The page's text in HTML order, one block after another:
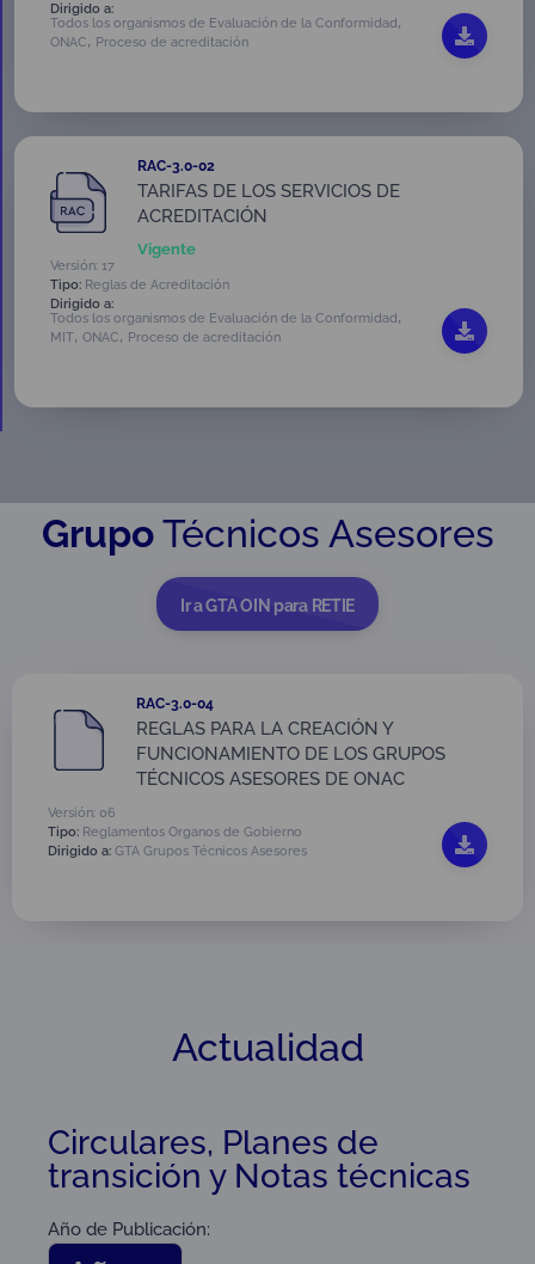
Dirigido a:
Todos los organismos de Evaluación de la Conformidad ,
ONAC, Proceso de acreditación
RAC-3.0-02
TARIFAS DE LOS SERVICIOS DE
ACREDITACIÓN
Vigente
Versión: 17
Tipo: Reglas de Acreditación
Dirigido a:
Todos los organismos de Evaluación de la Conformidad ,
MIT, ONAC, Proceso de acreditación
GrupoTécnicos Asesores
Ir a GTA OIN para RETIE
RAC-3.0-04
REGLAS PARA LA CREACIÓN Y
FUNCIONAMIENTO DE LOS GRUPOS
TÉCNICOS ASESORES DE ONAC
Versión: 06
Tipo: Reglamentos Organos de Gobierno
Dirigido a: GTA Grupos Técnicos Asesores
Actualidad
Circulares, Planes de
transición y Notas técnicas
Año de Publicación: